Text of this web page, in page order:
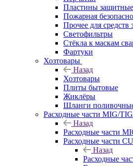
Пластины защитные
Пожарная
Прочее для средств
Светофильтры
Стёкла к маскам
Фартуки
Хозтовары
Назад
Хозтовары
Плиты бытовые
Жиклёры
Шланги
Расходные части MIG/
Назад
Расходные части
Расходные части
Назад
Расходные